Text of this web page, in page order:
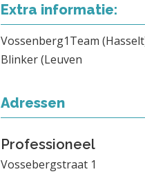
Extra informatie:
Vossenberg1Team
Blinker (Leuven
Adressen
Professioneel
Vossebergstraat 1